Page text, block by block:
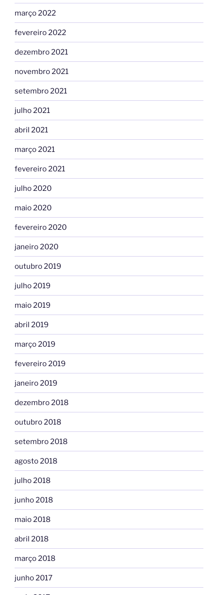
março 2022
fevereiro 2022
dezembro 2021
novembro 2021
setembro 2021
julho 2021
abril 2021
março 2021
fevereiro 2021
julho 2020
maio 2020
fevereiro 2020
janeiro 2020
outubro 2019
julho 2019
maio 2019
abril 2019
março 2019
fevereiro 2019
janeiro 2019
dezembro 2018
outubro 2018
setembro 2018
agosto 2018
julho 2018
junho 2018
maio 2018
abril 2018
março 2018
junho 2017